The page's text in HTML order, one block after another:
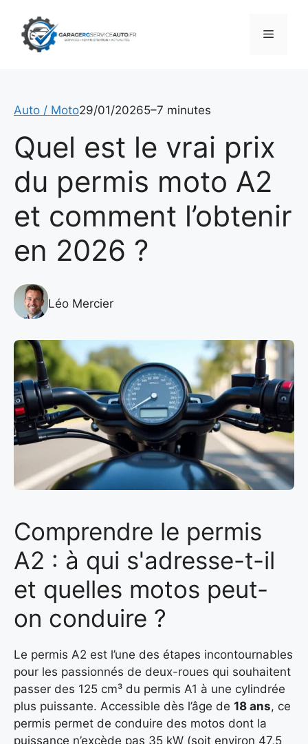
contenu
Menu
Auto / Moto29/01/20265–7 minutes
Quel est le vrai prix
du permis moto A2
et comment l’obtenir
en 2026 ?
Léo Mercier
Comprendre le permis
A2 : à qui s'adresse-t-il
et quelles motos peut-
on conduire ?
Le permis A2 est l’une des étapes incontournables
pour les passionnés de deux-roues qui souhaitent
passer des 125 cm³ du permis A1 à une cylindrée
plus puissante. Accessible dès l’âge de 18 ans, ce
permis permet de conduire des motos dont la
puissance n’excède pas 35 kW (soit environ 47,5